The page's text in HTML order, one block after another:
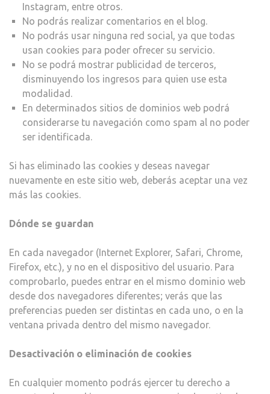
Instagram, entre otros.
No podrás realizar comentarios en el blog.
No podrás usar ninguna red social, ya que todas
usan cookies para poder ofrecer su servicio.
No se podrá mostrar publicidad de terceros,
disminuyendo los ingresos para quien use esta
modalidad.
En determinados sitios de dominios web podrá
considerarse tu navegación como spam al no poder
ser identificada.
Si has eliminado las cookies y deseas navegar
nuevamente en este sitio web, deberás aceptar una vez
más las cookies.
Dónde se guardan
En cada navegador (Internet Explorer, Safari, Chrome,
Firefox, etc.), y no en el dispositivo del usuario. Para
comprobarlo, puedes entrar en el mismo dominio web
desde dos navegadores diferentes; verás que las
preferencias pueden ser distintas en cada uno, o en la
ventana privada dentro del mismo navegador.
Desactivación o eliminación de cookies
En cualquier momento podrás ejercer tu derecho a